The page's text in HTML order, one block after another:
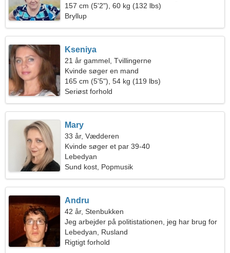
157 cm (5'2"), 60 kg (132 lbs)
Bryllup
Kseniya
21 år gammel, Tvillingerne
Kvinde søger en mand
165 cm (5'5"), 54 kg (119 lbs)
Seriøst forhold
Mary
33 år, Vædderen
Kvinde søger et par 39-40
Lebedyan
Sund kost, Popmusik
Andru
42 år, Stenbukken
Jeg arbejder på politistationen, jeg har brug for
en venlig kvinde
Lebedyan, Rusland
Rigtigt forhold